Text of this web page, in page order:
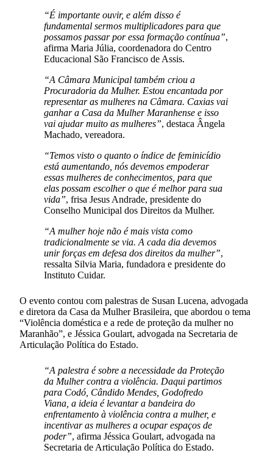
“É importante ouvir, e além disso é
fundamental sermos multiplicadores para que
possamos passar por essa formação contínua”,
afirma Maria Júlia, coordenadora do Centro
Educacional São Francisco de Assis.
“A Câmara Municipal também criou a
Procuradoria da Mulher. Estou encantada por
representar as mulheres na Câmara. Caxias vai
ganhar a Casa da Mulher Maranhense e isso
vai ajudar muito as mulheres”, destaca Ângela
Machado, vereadora.
“Temos visto o quanto o índice de feminicídio
está aumentando, nós devemos empoderar
essas mulheres de conhecimentos, para que
elas possam escolher o que é melhor para sua
vida”, frisa Jesus Andrade, presidente do
Conselho Municipal dos Direitos da Mulher.
“A mulher hoje não é mais vista como
tradicionalmente se via. A cada dia devemos
unir forças em defesa dos direitos da mulher”,
ressalta Silvia Maria, fundadora e presidente do
Instituto Cuidar.
O evento contou com palestras de Susan Lucena, advogada
e diretora da Casa da Mulher Brasileira, que abordou o tema
“Violência doméstica e a rede de proteção da mulher no
Maranhão”, e Jéssica Goulart, advogada na Secretaria de
Articulação Política do Estado.
“A palestra é sobre a necessidade da Proteção
da Mulher contra a violência. Daqui partimos
para Codó, Cândido Mendes, Godofredo
Viana, a ideia é levantar a bandeira do
enfrentamento à violência contra a mulher, e
incentivar as mulheres a ocupar espaços de
poder”, afirma Jéssica Goulart, advogada na
Secretaria de Articulação Política do Estado.